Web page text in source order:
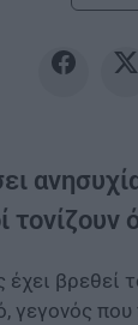
γεγονός